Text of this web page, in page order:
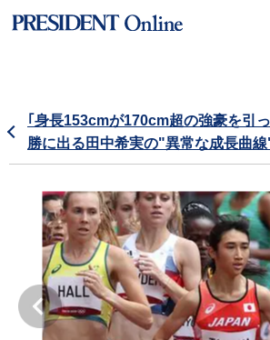
｢身長153cmが170cm超の強豪を引
勝に出る田中希実の"異常な成長曲